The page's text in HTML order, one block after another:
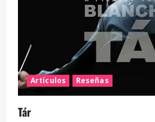
Artículos Reseñas
Tár